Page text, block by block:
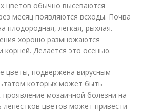
цветов обычно высеваются
месяц появляются всходы. Почва
плодородная, легкая, рыхлая.
хорошо размножаются
корней. Делается это осенью.
цветы, подвержена вирусным
которых может быть
мозаичной болезни на
лепестков цветов может привести